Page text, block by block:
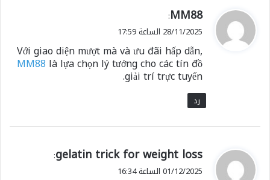
ي
ق
ل
MM88
:
28/11/2025 الساعة 17:59
Với giao diện mượt mà và ưu đãi hấp dẫn,
MM88 là lựa chọn lý tưởng cho các tín đồ
giải trí trực tuyến.
رد
ي
ق
gelatin trick for weight loss
:
01/12/2025 الساعة 16:34